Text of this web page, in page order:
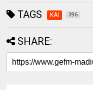
TAGS KAI 396
SHARE: